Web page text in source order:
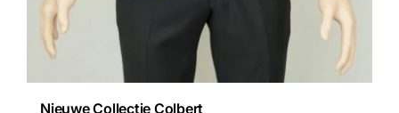
Nieuwe Collectie Colbert